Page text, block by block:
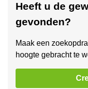
Heeft u de
gevonden?
Maak een
hoogte gebracht te